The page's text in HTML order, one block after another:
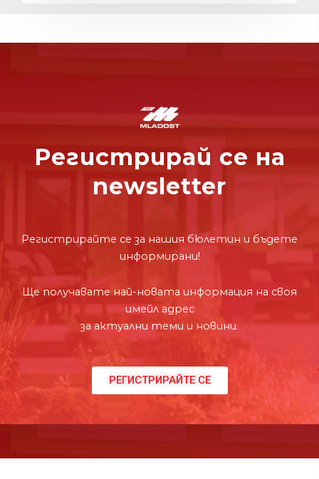
Регистрирай се на
newsletter
Регистрирайте се за нашия бюлетин и бъдете
информирани!
Ще получавате най-новата информация на своя
имейл адрес
за актуални теми и новини.
РЕГИСТРИРАЙТЕ СЕ